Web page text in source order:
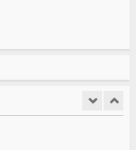
due giovani per